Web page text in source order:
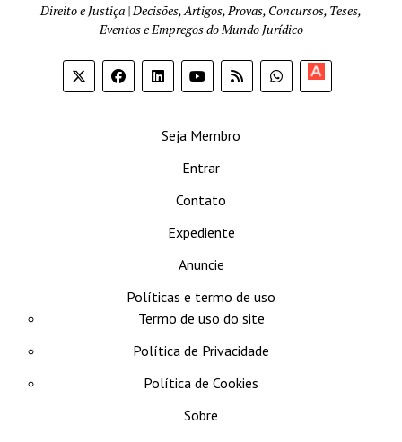
Direito e Justiça | Decisões, Artigos, Provas, Concursos, Teses,
Eventos e Empregos do Mundo Jurídico
Seja Membro
Entrar
Contato
Expediente
Anuncie
Políticas e termo de uso
Termo de uso do site
Política de Privacidade
Política de Cookies
Sobre